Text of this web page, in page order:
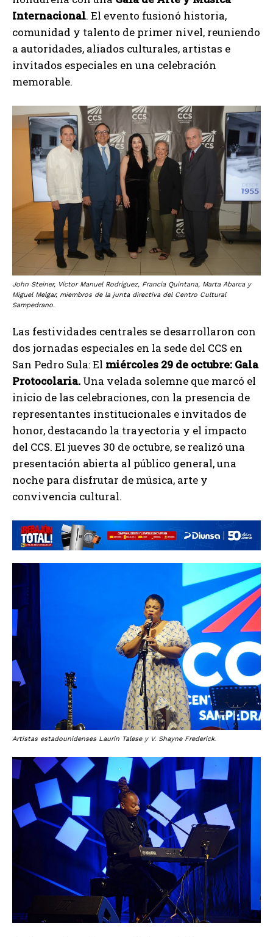
Internacional. El evento fusionó historia,
comunidad y talento de primer nivel, reuniendo
a autoridades, aliados culturales, artistas e
invitados especiales en una celebración
memorable.
John Steiner, Víctor Manuel Rodríguez, Francia Quintana, Marta Abarca y
Miguel Melgar, miembros de la junta directiva del Centro Cultural
Sampedrano.
Las festividades centrales se desarrollaron con
dos jornadas especiales en la sede del CCS en
San Pedro Sula: El miércoles 29 de octubre: Gala
Protocolaria. Una velada solemne que marcó el
inicio de las celebraciones, con la presencia de
representantes institucionales e invitados de
honor, destacando la trayectoria y el impacto
del CCS. El jueves 30 de octubre, se realizó una
presentación abierta al público general, una
noche para disfrutar de música, arte y
convivencia cultural.
Artistas estadounidenses Laurin Talese y V. Shayne Frederick.